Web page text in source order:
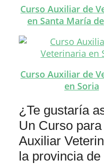
Curso Auxiliar de
en Santa María
Curso Auxiliar de
en Soria
¿Te gustaría
Un Curso
Auxiliar
la provincia